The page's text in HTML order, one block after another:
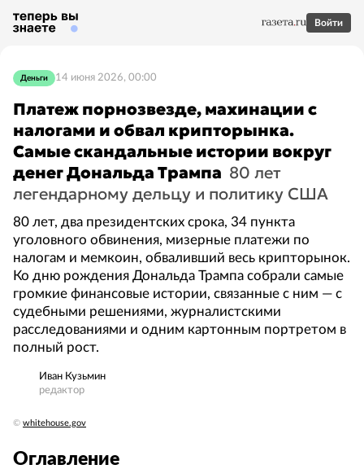
Войти
Деньги 14 июня 2026, 00:00
Платеж порнозвезде, махинации с
налогами и обвал крипторынка.
Самые скандальные истории вокруг
денег Дональда Трампа 80 лет
легендарному дельцу и политику США
80 лет, два президентских срока, 34 пункта
уголовного обвинения, мизерные платежи по
налогам и мемкоин, обваливший весь крипторынок.
Ко дню рождения Дональда Трампа собрали самые
громкие финансовые истории, связанные с ним — с
судебными решениями, журналистскими
расследованиями и одним картонным портретом в
полный рост.
Иван Кузьмин
редактор
© whitehouse.gov
Оглавление